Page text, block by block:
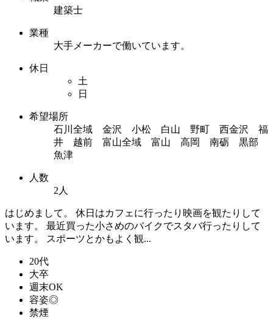
建築士
業種
大手メーカーで働いています。
休日
土
日
希望場所
石川全域 金沢 小松 白山 野町 西金沢 福
井 越前 富山全域 富山 高岡 南砺 黒部
魚津
人数
2人
はじめまして。 休日はカフェに行ったり映画を観たりして
います。 最近買った小さめのバイクでスタバ行ったりして
います。 スポーツとかもよく観...
20代
大卒
週末OK
容姿◎
禁煙